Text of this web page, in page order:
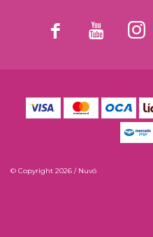
  
© Copyright 2026 / Nuvó